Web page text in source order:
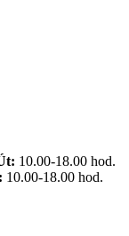
10.00-18.00 hod.
10.00-18.00 hod.